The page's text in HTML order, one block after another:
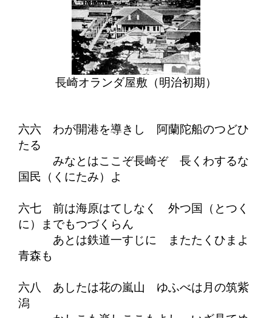
長崎オランダ屋敷（明治初期）
六六 わが開港を導きし 阿蘭陀船のつどひ
たる
みなとはここぞ長崎ぞ 長くわするな
国民（くにたみ）よ
六七 前は海原はてしなく 外つ国（とつく
に）までもつづくらん
あとは鉄道一すじに またたくひまよ
青森も
六八 あしたは花の嵐山 ゆふべは月の筑紫
潟